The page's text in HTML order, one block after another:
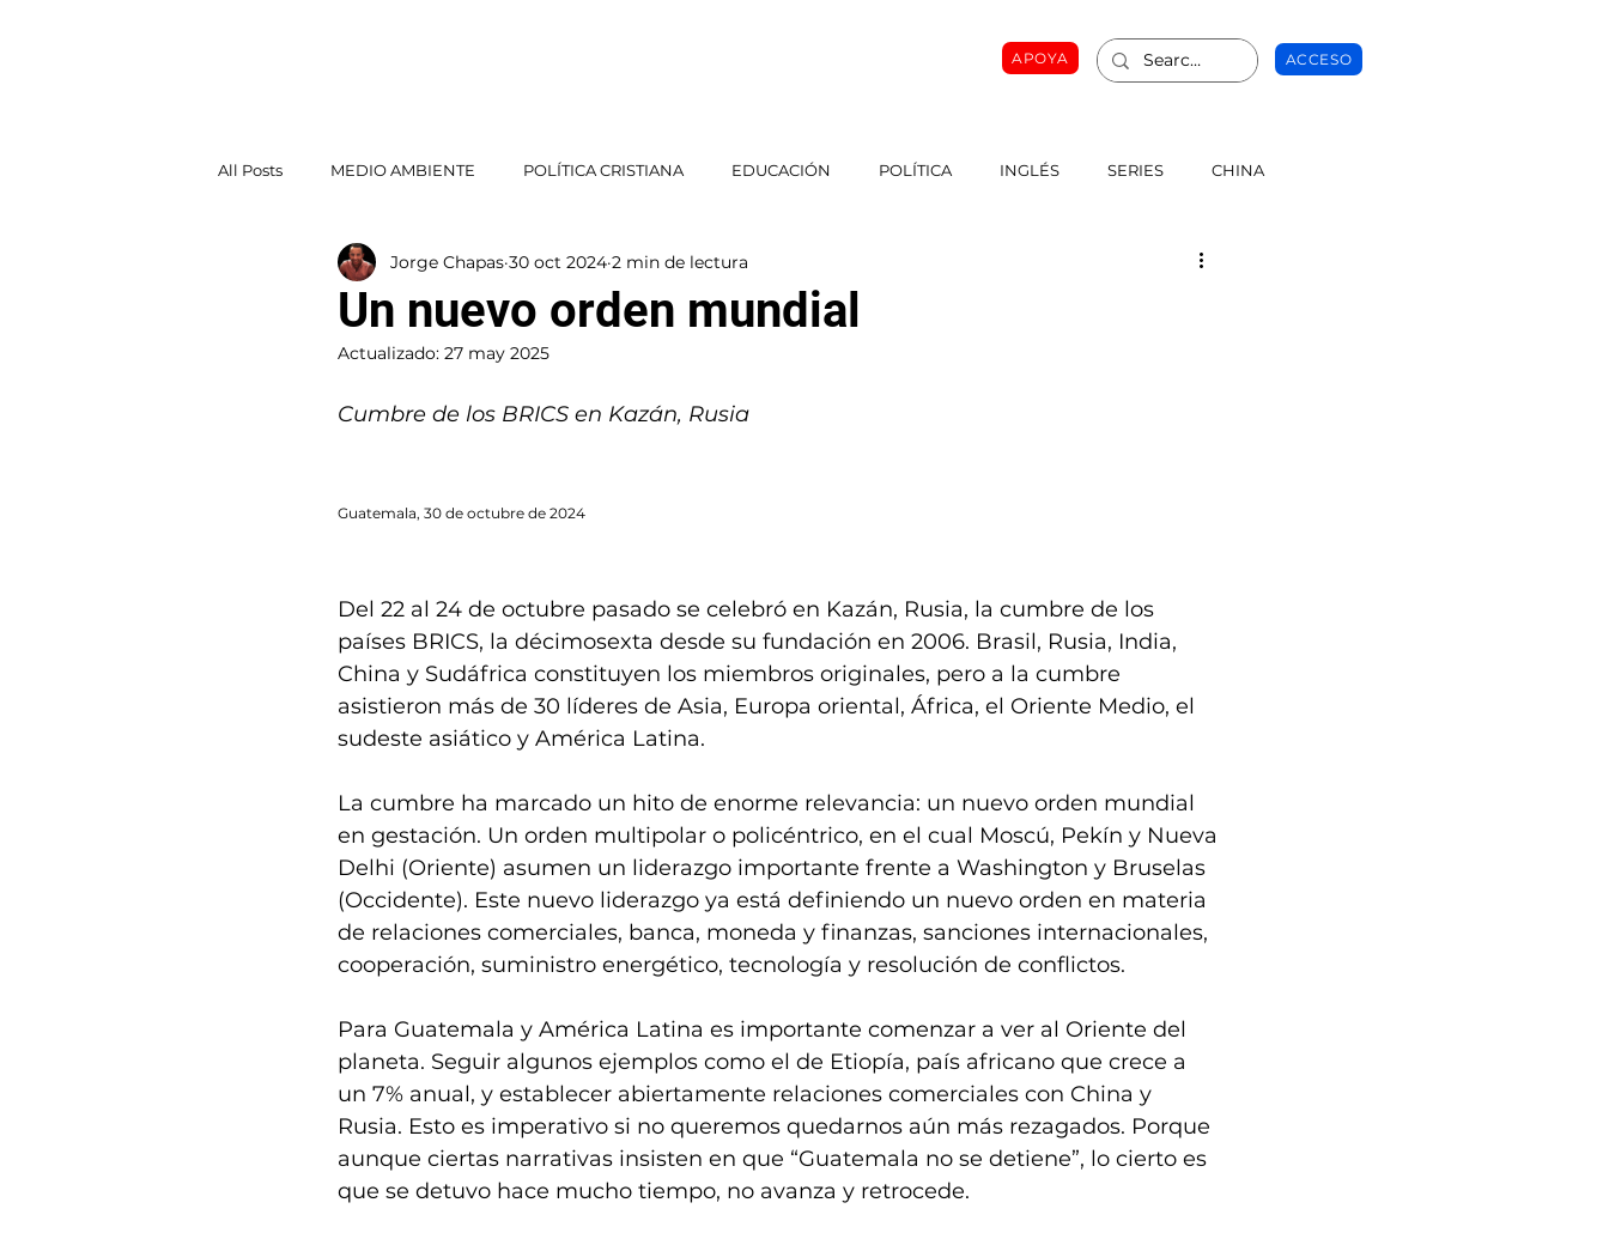
APOYA ACCESO
All Posts MEDIO AMBIENTE POLÍTICA CRISTIANA EDUCACIÓN POLÍTICA INGLÉS SERIES CHINA
POLÍTICA EXTERIOR
Un nuevo orden mundial
Jorge Chapas 30 oct 2024 2 min de lectura
Actualizado: 27 may 2025
Cumbre de los BRICS en Kazán, Rusia
Guatemala, 30 de octubre de 2024
Del 22 al 24 de octubre pasado se celebró en Kazán, Rusia, la cumbre de los
países BRICS, la décimosexta desde su fundación en 2006. Brasil, Rusia, India,
China y Sudáfrica constituyen los miembros originales, pero a la cumbre
asistieron más de 30 líderes de Asia, Europa oriental, África, el Oriente Medio, el
sudeste asiático y América Latina.
La cumbre ha marcado un hito de enorme relevancia: un nuevo orden mundial
en gestación. Un orden multipolar o policéntrico, en el cual Moscú, Pekín y Nueva
Delhi (Oriente) asumen un liderazgo importante frente a Washington y Bruselas
(Occidente). Este nuevo liderazgo ya está definiendo un nuevo orden en materia
de relaciones comerciales, banca, moneda y finanzas, sanciones internacionales,
cooperación, suministro energético, tecnología y resolución de conflictos.
Para Guatemala y América Latina es importante comenzar a ver al Oriente del
planeta. Seguir algunos ejemplos como el de Etiopía, país africano que crece a
un 7% anual, y establecer abiertamente relaciones comerciales con China y
Rusia. Esto es imperativo si no queremos quedarnos aún más rezagados. Porque
aunque ciertas narrativas insisten en que “Guatemala no se detiene”, lo cierto es
que se detuvo hace mucho tiempo, no avanza y retrocede.